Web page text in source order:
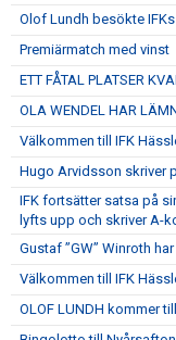
Olof Lundh besökte
Premiärmatch med vinst
ETT FÅTAL PLATSER
OLA WENDEL HAR
Välkommen till IFK
Hugo Arvidsson skriver
IFK fortsätter satsa på
lyfts upp och skriver A-
Gustaf ”GW” Winroth
Välkommen till IFK
OLOF LUNDH kommer